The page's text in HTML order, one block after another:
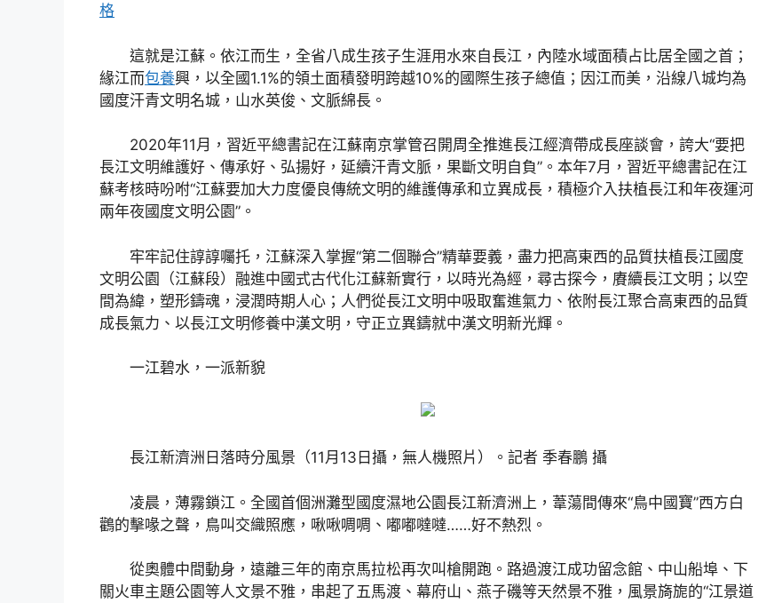
格
這就是江蘇。依江而生，全省八成生孩子生涯用水來自長江，內陸水域面積占比居全國之首；
緣江而包養興，以全國1.1%的領土面積發明跨越10%的國際生孩子總值；因江而美，沿線八城均為
國度汗青文明名城，山水英俊、文脈綿長。
2020年11月，習近平總書記在江蘇南京掌管召開周全推進長江經濟帶成長座談會，誇大“要把
長江文明維護好、傳承好、弘揚好，延續汗青文脈，果斷文明自負”。本年7月，習近平總書記在江
蘇考核時吩咐“江蘇要加大力度優良傳統文明的維護傳承和立異成長，積極介入扶植長江和年夜運河
兩年夜國度文明公園”。
牢牢記住諄諄囑托，江蘇深入掌握“第二個聯合”精華要義，盡力把高東西的品質扶植長江國度
文明公園（江蘇段）融進中國式古代化江蘇新實行，以時光為經，尋古探今，賡續長江文明；以空
間為緯，塑形鑄魂，浸潤時期人心；人們從長江文明中吸取奮進氣力、依附長江聚合高東西的品質
成長氣力、以長江文明修養中漢文明，守正立異鑄就中漢文明新光輝。
一江碧水，一派新貌
長江新濟洲日落時分風景（11月13日攝，無人機照片）。記者 季春鵬 攝
凌晨，薄霧鎖江。全國首個洲灘型國度濕地公園長江新濟洲上，葦蕩間傳來“鳥中國寶”西方白
鸛的擊喙之聲，鳥叫交織照應，啾啾啁啁、嘟嘟噠噠……好不熱烈。
從奧體中間動身，遠離三年的南京馬拉松再次叫槍開跑。路過渡江成功留念館、中山船埠、下
關火車主題公園等人文景不雅，串起了五馬渡、幕府山、燕子磯等天然景不雅，風景旖旎的“江景道